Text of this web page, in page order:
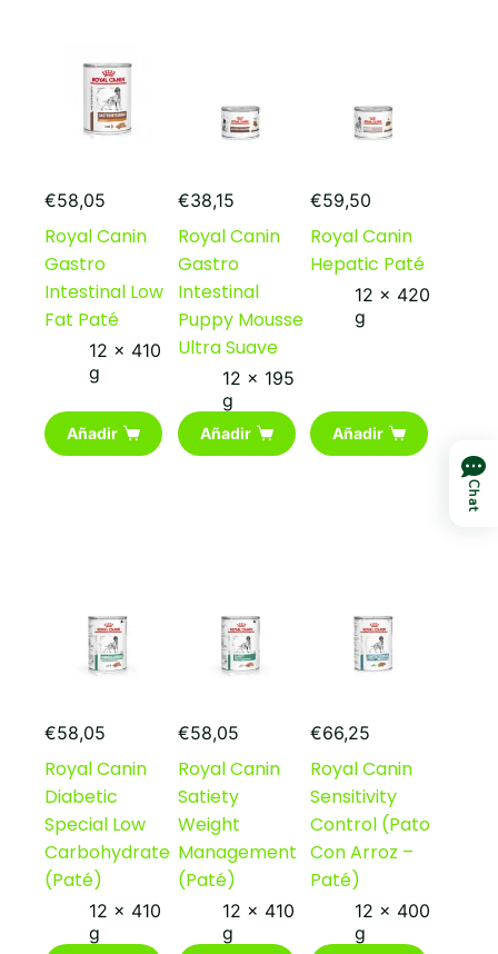
€58,05
Royal Canin
Gastro
Intestinal Low
Fat Paté
12 x 410
g
Añadir
€38,15
Royal Canin
Gastro
Intestinal
Puppy Mousse
Ultra Suave
12 x 195
g
Añadir
€59,50
Royal Canin
Hepatic Paté
12 x 420
g
Añadir
€58,05
Royal Canin
Diabetic
Special Low
Carbohydrate
(Paté)
12 x 410
g
€58,05
Royal Canin
Satiety
Weight
Management
(Paté)
12 x 410
g
€66,25
Royal Canin
Sensitivity
Control (Pato
Con Arroz –
Paté)
12 x 400
g
Chat